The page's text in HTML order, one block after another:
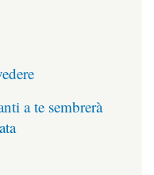
a te sembrerà